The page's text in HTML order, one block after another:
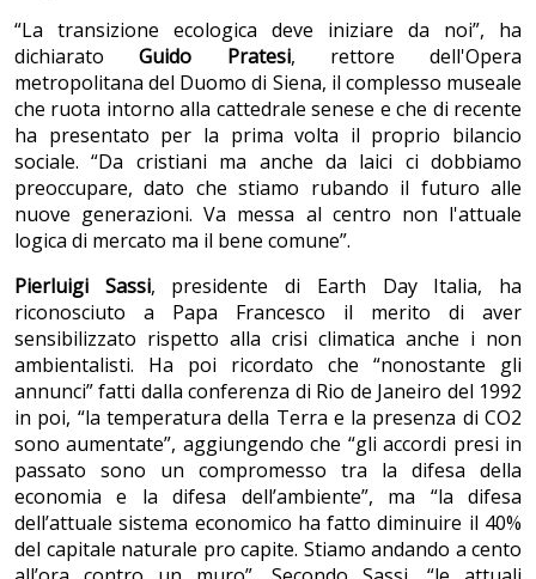
“La transizione ecologica deve iniziare da noi”, ha
dichiaratoGuido Pratesi, rettore dell'Opera
metropolitana del Duomo di Siena, il complesso museale
che ruota intorno alla cattedrale senese e che di recente
ha presentato per la prima volta il proprio bilancio
sociale. “Da cristiani ma anche da laici ci dobbiamo
preoccupare, dato che stiamo rubando il futuro alle
nuove generazioni. Va messa al centro non l'attuale
logica di mercato ma il bene comune”.
Pierluigi Sassi, presidente di Earth Day Italia, ha
riconosciuto a Papa Francesco il merito di aver
sensibilizzato rispetto alla crisi climatica anche i non
ambientalisti. Ha poi ricordato che “nonostante gli
annunci” fatti dalla conferenza di Rio de Janeiro del 1992
in poi, “la temperatura della Terra e la presenza di CO2
sono aumentate”, aggiungendo che “gli accordi presi in
passato sono un compromesso tra la difesa della
economia e la difesa dell’ambiente”, ma “la difesa
dell’attuale sistema economico ha fatto diminuire il 40%
del capitale naturale pro capite. Stiamo andando a cento